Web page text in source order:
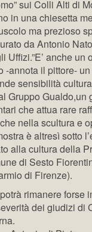
sui Colli Alti di
in una chiesetta
ma prezioso
da Antonio
Uffizi.”E’ anche un
-annota il pittore-
sensibilità
Gruppo Gualdo,un
che attua rare
nella scultura e
è altresì sotto
alla cultura della
di Sesto
di Firenze).
rimanere forse
dei giudizi di